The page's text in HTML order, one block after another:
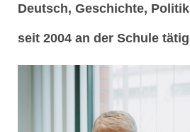
Deutsch, Geschichte, Politik
seit 2004 an der Schule tätig